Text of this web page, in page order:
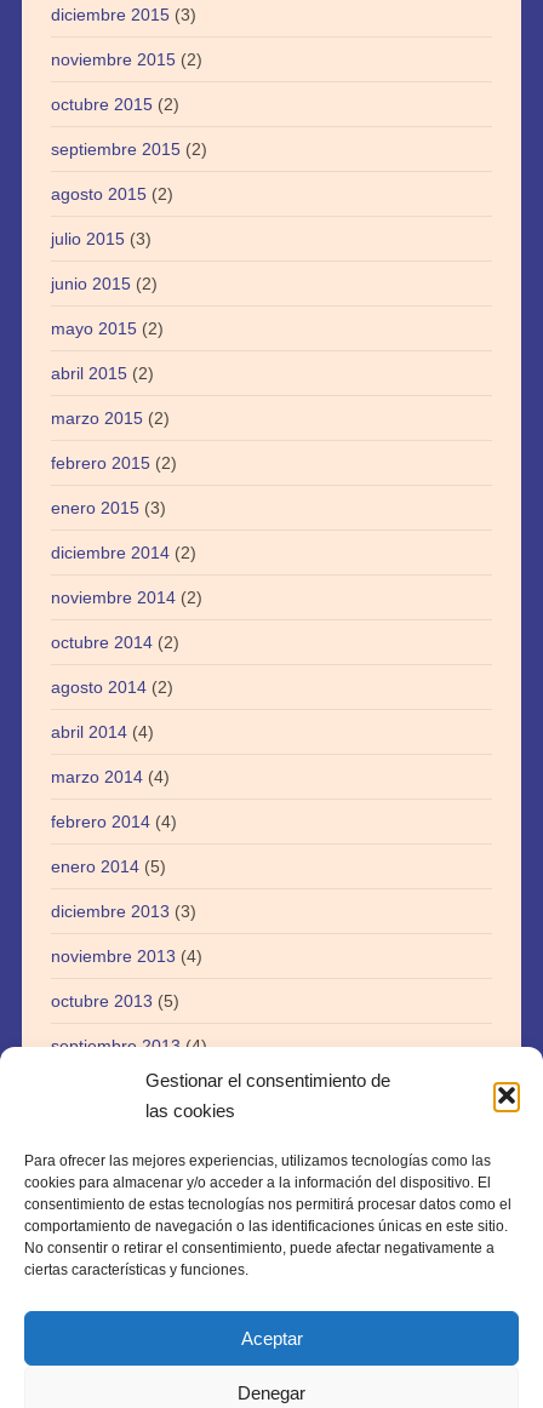
Gestionar el consentimiento de
las cookies
Para ofrecer las mejores experiencias, utilizamos tecnologías como las
cookies para almacenar y/o acceder a la información del dispositivo. El
consentimiento de estas tecnologías nos permitirá procesar datos como el
comportamiento de navegación o las identificaciones únicas en este sitio.
No consentir o retirar el consentimiento, puede afectar negativamente a
ciertas características y funciones.
Aceptar
Denegar
diciembre 2015(3)
noviembre 2015(2)
octubre 2015(2)
septiembre 2015(2)
agosto 2015(2)
julio 2015(3)
junio 2015(2)
mayo 2015(2)
abril 2015(2)
marzo 2015(2)
febrero 2015(2)
enero 2015(3)
diciembre 2014(2)
noviembre 2014(2)
octubre 2014(2)
agosto 2014(2)
abril 2014(4)
marzo 2014(4)
febrero 2014(4)
enero 2014(5)
diciembre 2013 (3)
noviembre 2013 (4)
octubre 2013 (5)
septiembre 2013(4)
(5)
abril 2013(1)
agosto 2012(1)
julio 2012(1)